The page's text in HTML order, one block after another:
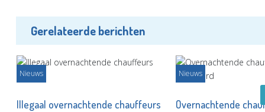
Gerelateerde berichten
Nieuws
Illegaal overnachtende chauffeurs
Nieuws
Overnachtende